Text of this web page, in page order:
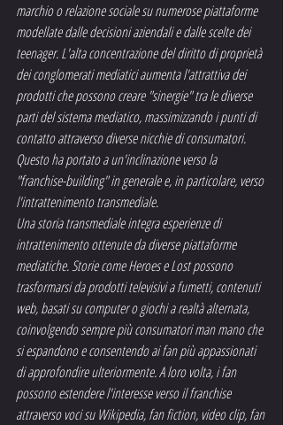
marchio o relazione sociale su numerose piattaforme
modellate dalle decisioni aziendali e dalle scelte dei
teenager. L'alta concentrazione del diritto di proprietà
dei conglomerati mediatici aumenta l'attrattiva dei
prodotti che possono creare "sinergie" tra le diverse
parti del sistema mediatico, massimizzando i punti di
contatto attraverso diverse nicchie di consumatori.
Questo ha portato a un'inclinazione verso la
"franchise-building" in generale e, in particolare, verso
l'intrattenimento transmediale.
Una storia transmediale integra esperienze di
intrattenimento ottenute da diverse piattaforme
mediatiche. Storie come Heroes e Lost possono
trasformarsi da prodotti televisivi a fumetti, contenuti
web, basati su computer o giochi a realtà alternata,
coinvolgendo sempre più consumatori man mano che
si espandono e consentendo ai fan più appassionati
di approfondire ulteriormente. A loro volta, i fan
possono estendere l'interesse verso il franchise
attraverso voci su Wikipedia, fan fiction, video clip, fan